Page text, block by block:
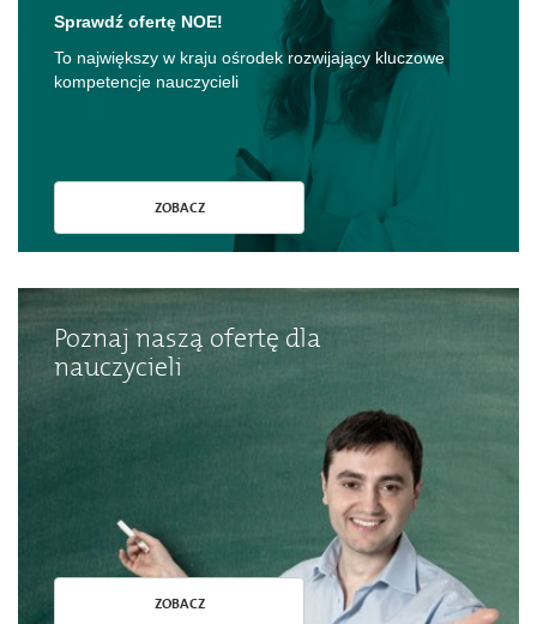
Sprawdź ofertę NOE!
To największy w kraju ośrodek rozwijający kluczowe
kompetencje nauczycieli
ZOBACZ
Poznaj naszą ofertę dla
nauczycieli
ZOBACZ